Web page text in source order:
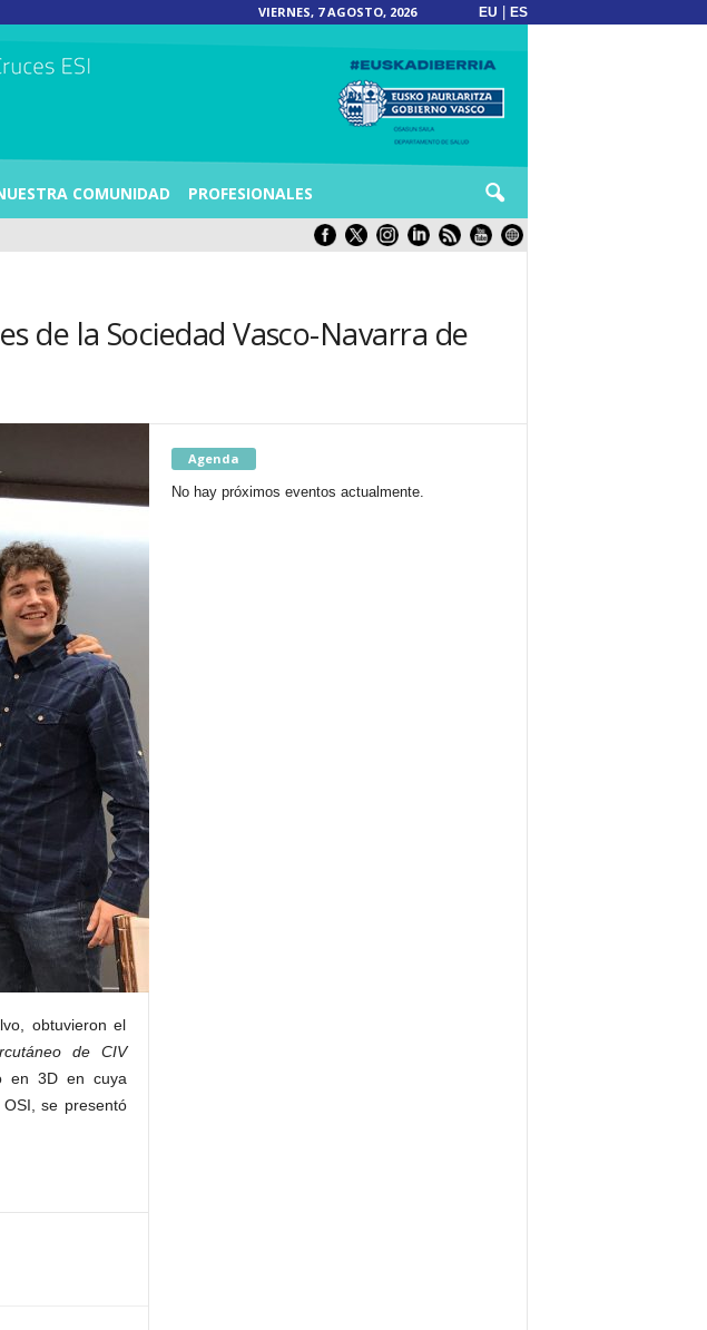
VIERNES, 7 AGOSTO, 2026 EU ES
COMUNIDAD PROFESIONALES
de la Sociedad Vasco-Navarra de
obtuvieron el
de CIV
en 3D en cuya
se presentó
Agenda
No hay próximos eventos actualmente.